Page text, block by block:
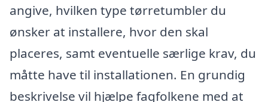
angive, hvilken type tørretumbler du
ønsker at installere, hvor den skal
placeres, samt eventuelle særlige krav, du
måtte have til installationen. En grundig
beskrivelse vil hjælpe fagfolkene med at